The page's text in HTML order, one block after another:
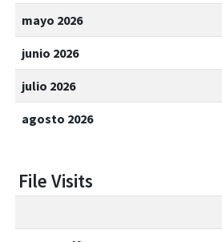
mayo 2026
junio 2026
julio 2026
agosto 2026
File Visits